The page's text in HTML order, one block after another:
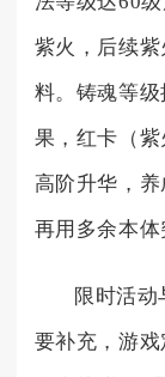
紫火，后续
料。铸魂等
果，红卡（
高阶升华，养
再用多余本体
限时活
要补充，游戏